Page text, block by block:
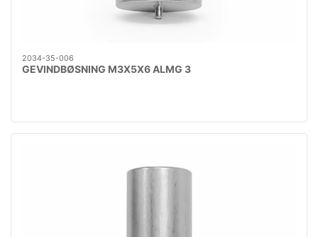
2034-35-006
GEVINDBØSNING M3X5X6 ALMG 3